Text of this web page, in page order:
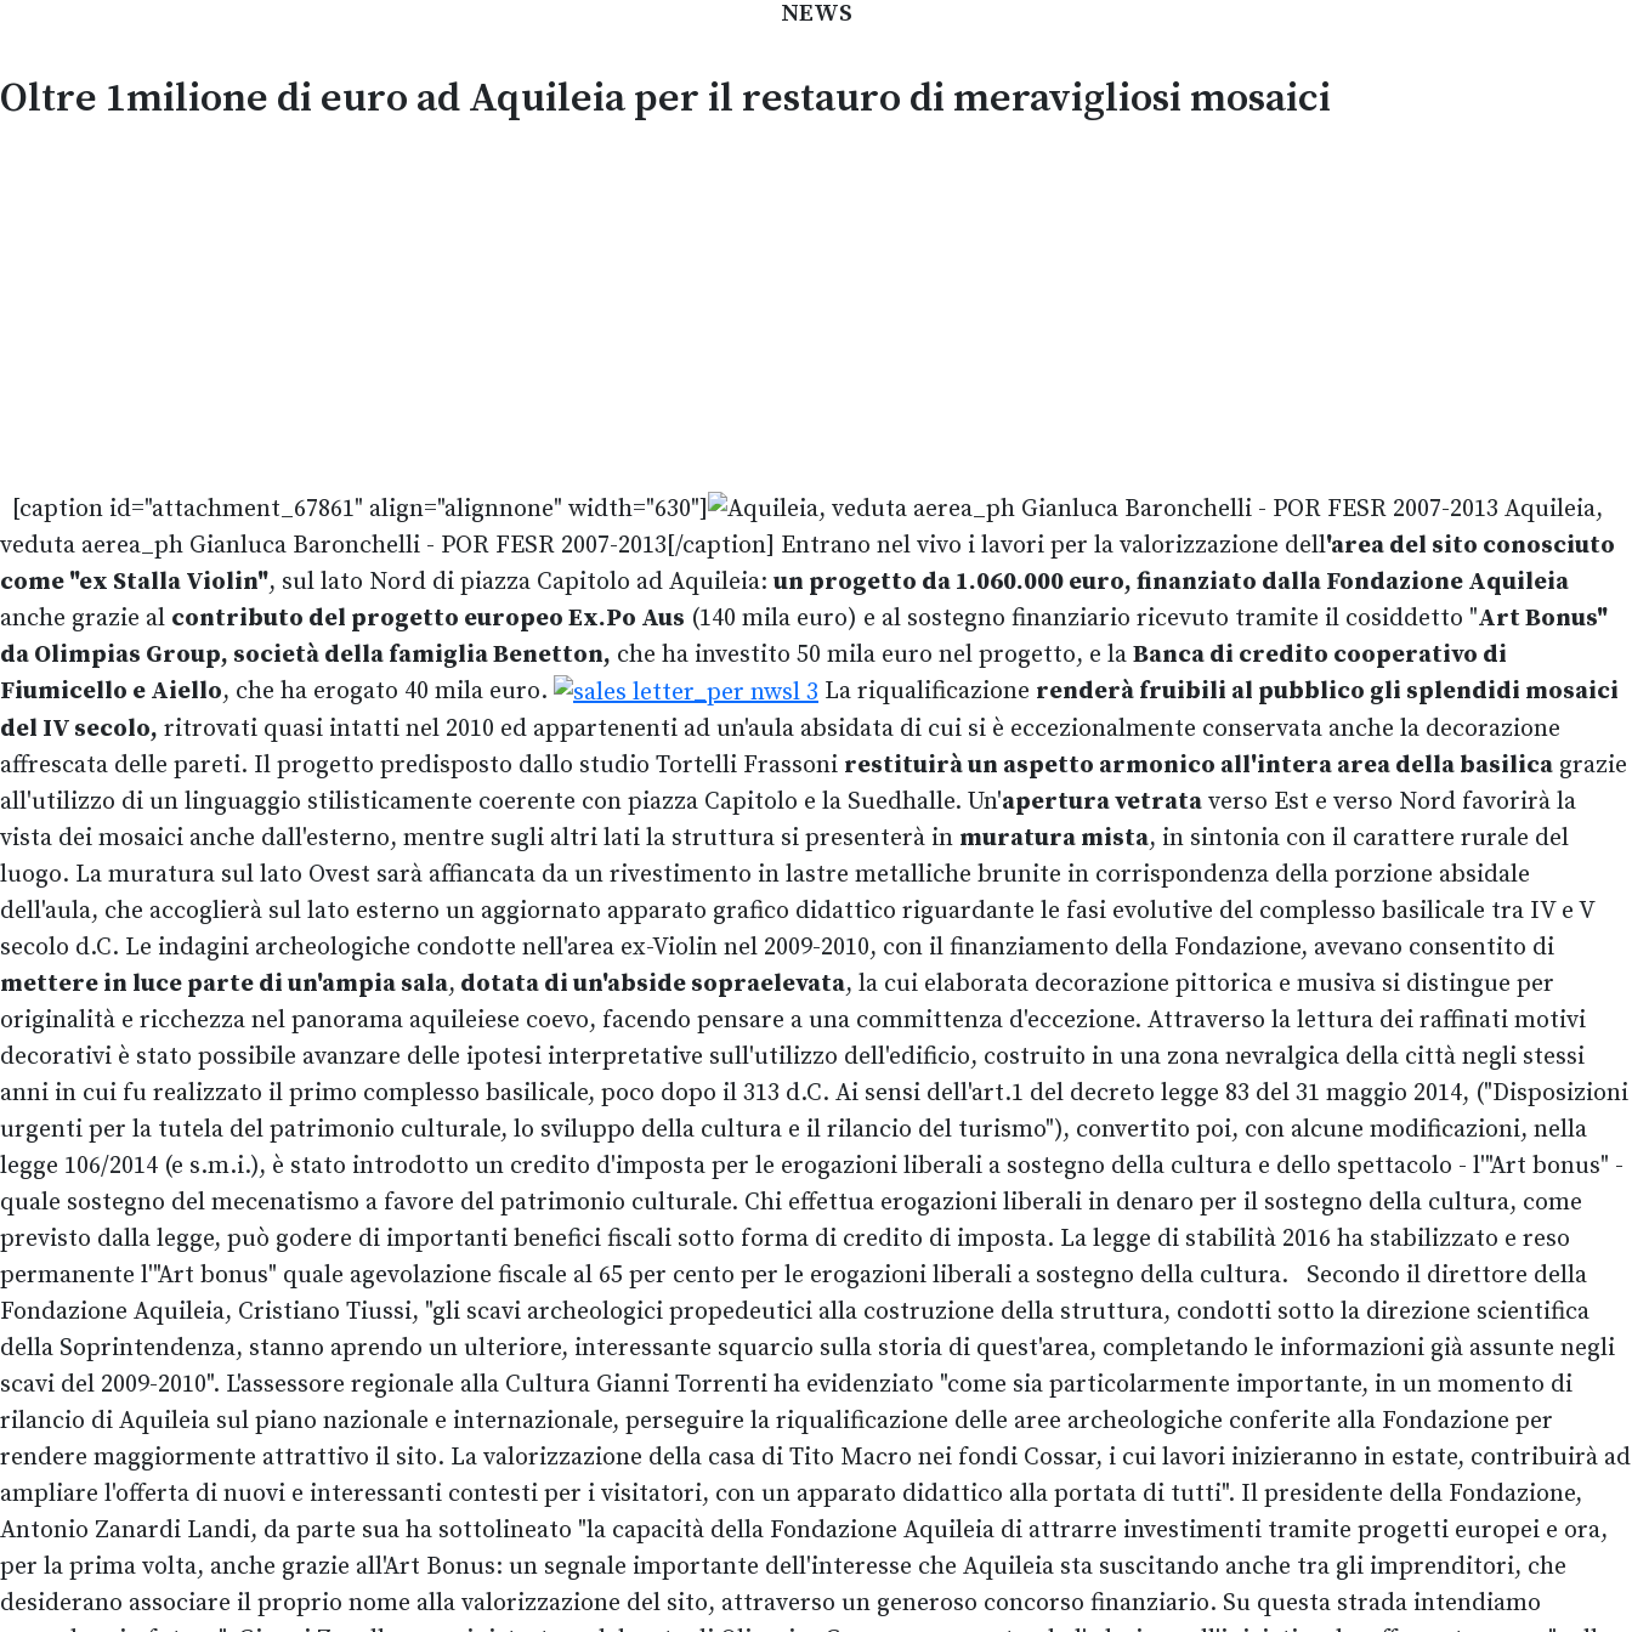
NEWS
Oltre 1milione di euro ad Aquileia per il restauro di meravigliosi mosaici
[caption id="attachment_67861" align="alignnone" width="630"]
Aquileia,
veduta aerea_ph Gianluca Baronchelli - POR FESR 2007-2013[/caption] Entrano nel vivo i lavori per la valorizzazione dell'area del sito conosciuto
come "ex Stalla Violin", sul lato Nord di piazza Capitolo ad Aquileia: un progetto da 1.060.000 euro, finanziato dalla Fondazione Aquileia
anche grazie al contributo del progetto europeo Ex.Po Aus (140 mila euro) e al sostegno finanziario ricevuto tramite il cosiddetto "Art Bonus"
da Olimpias Group, società della famiglia Benetton, che ha investito 50 mila euro nel progetto, e la Banca di credito cooperativo di
Fiumicello e Aiello, che ha erogato 40 mila euro. La riqualificazione renderà fruibili al pubblico gli splendidi mosaici
del IV secolo, ritrovati quasi intatti nel 2010 ed appartenenti ad un'aula absidata di cui si è eccezionalmente conservata anche la decorazione
affrescata delle pareti. Il progetto predisposto dallo studio Tortelli Frassoni restituirà un aspetto armonico all'intera area della basilica grazie
all'utilizzo di un linguaggio stilisticamente coerente con piazza Capitolo e la Suedhalle. Un'apertura vetrata verso Est e verso Nord favorirà la
vista dei mosaici anche dall'esterno, mentre sugli altri lati la struttura si presenterà in muratura mista, in sintonia con il carattere rurale del
luogo. La muratura sul lato Ovest sarà affiancata da un rivestimento in lastre metalliche brunite in corrispondenza della porzione absidale
dell'aula, che accoglierà sul lato esterno un aggiornato apparato grafico didattico riguardante le fasi evolutive del complesso basilicale tra IV e V
secolo d.C. Le indagini archeologiche condotte nell'area ex-Violin nel 2009-2010, con il finanziamento della Fondazione, avevano consentito di
mettere in luce parte di un'ampia sala, dotata di un'abside sopraelevata, la cui elaborata decorazione pittorica e musiva si distingue per
originalità e ricchezza nel panorama aquileiese coevo, facendo pensare a una committenza d'eccezione. Attraverso la lettura dei raffinati motivi
decorativi è stato possibile avanzare delle ipotesi interpretative sull'utilizzo dell'edificio, costruito in una zona nevralgica della città negli stessi
anni in cui fu realizzato il primo complesso basilicale, poco dopo il 313 d.C. Ai sensi dell'art.1 del decreto legge 83 del 31 maggio 2014, ("Disposizioni
urgenti per la tutela del patrimonio culturale, lo sviluppo della cultura e il rilancio del turismo"), convertito poi, con alcune modificazioni, nella
legge 106/2014 (e s.m.i.), è stato introdotto un credito d'imposta per le erogazioni liberali a sostegno della cultura e dello spettacolo - l'"Art bonus" -
quale sostegno del mecenatismo a favore del patrimonio culturale. Chi effettua erogazioni liberali in denaro per il sostegno della cultura, come
previsto dalla legge, può godere di importanti benefici fiscali sotto forma di credito di imposta. La legge di stabilità 2016 ha stabilizzato e reso
permanente l'"Art bonus" quale agevolazione fiscale al 65 per cento per le erogazioni liberali a sostegno della cultura. Secondo il direttore della
Fondazione Aquileia, Cristiano Tiussi, "gli scavi archeologici propedeutici alla costruzione della struttura, condotti sotto la direzione scientifica
della Soprintendenza, stanno aprendo un ulteriore, interessante squarcio sulla storia di quest'area, completando le informazioni già assunte negli
scavi del 2009-2010". L'assessore regionale alla Cultura Gianni Torrenti ha evidenziato "come sia particolarmente importante, in un momento di
rilancio di Aquileia sul piano nazionale e internazionale, perseguire la riqualificazione delle aree archeologiche conferite alla Fondazione per
rendere maggiormente attrattivo il sito. La valorizzazione della casa di Tito Macro nei fondi Cossar, i cui lavori inizieranno in estate, contribuirà ad
ampliare l'offerta di nuovi e interessanti contesti per i visitatori, con un apparato didattico alla portata di tutti". Il presidente della Fondazione,
Antonio Zanardi Landi, da parte sua ha sottolineato "la capacità della Fondazione Aquileia di attrarre investimenti tramite progetti europei e ora,
per la prima volta, anche grazie all'Art Bonus: un segnale importante dell'interesse che Aquileia sta suscitando anche tra gli imprenditori, che
desiderano associare il proprio nome alla valorizzazione del sito, attraverso un generoso concorso finanziario. Su questa strada intendiamo